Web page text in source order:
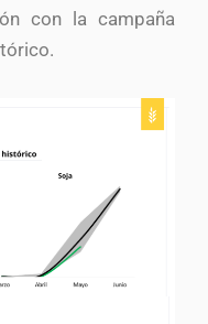
con la campaña